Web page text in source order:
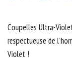
Coupelles Ultra-
respectueuse de
Violet !